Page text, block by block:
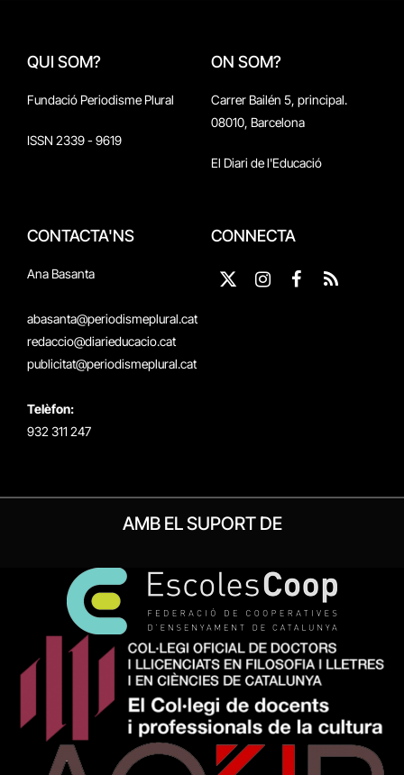
QUI SOM?
Fundació Periodisme Plural
ISSN 2339 - 9619
ON SOM?
Carrer Bailén 5, principal.
08010, Barcelona
El Diari de l'Educació
CONTACTA'NS
Ana Basanta
abasanta@periodismeplural.cat
redaccio@diarieducacio.cat
publicitat@periodismeplural.cat
Telèfon:
932 311 247
CONNECTA
X
Instagram
Facebook
RSS
AMB EL SUPORT DE